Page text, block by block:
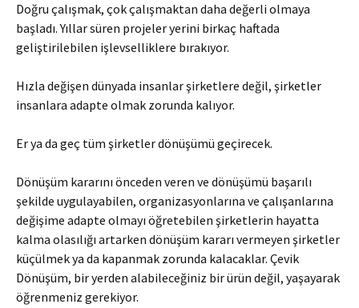
Doğru çalışmak, çok çalışmaktan daha değerli olmaya
başladı. Yıllar süren projeler yerini birkaç haftada
geliştirilebilen işlevselliklere bırakıyor.
Hızla değişen dünyada insanlar şirketlere değil, şirketler
insanlara adapte olmak zorunda kalıyor.
Er ya da geç tüm şirketler dönüşümü geçirecek.
Dönüşüm kararını önceden veren ve dönüşümü başarılı
şekilde uygulayabilen, organizasyonlarına ve çalışanlarına
değişime adapte olmayı öğretebilen şirketlerin hayatta
kalma olasılığı artarken dönüşüm kararı vermeyen şirketler
küçülmek ya da kapanmak zorunda kalacaklar. Çevik
Dönüşüm, bir yerden alabileceğiniz bir ürün değil, yaşayarak
öğrenmeniz gerekiyor.